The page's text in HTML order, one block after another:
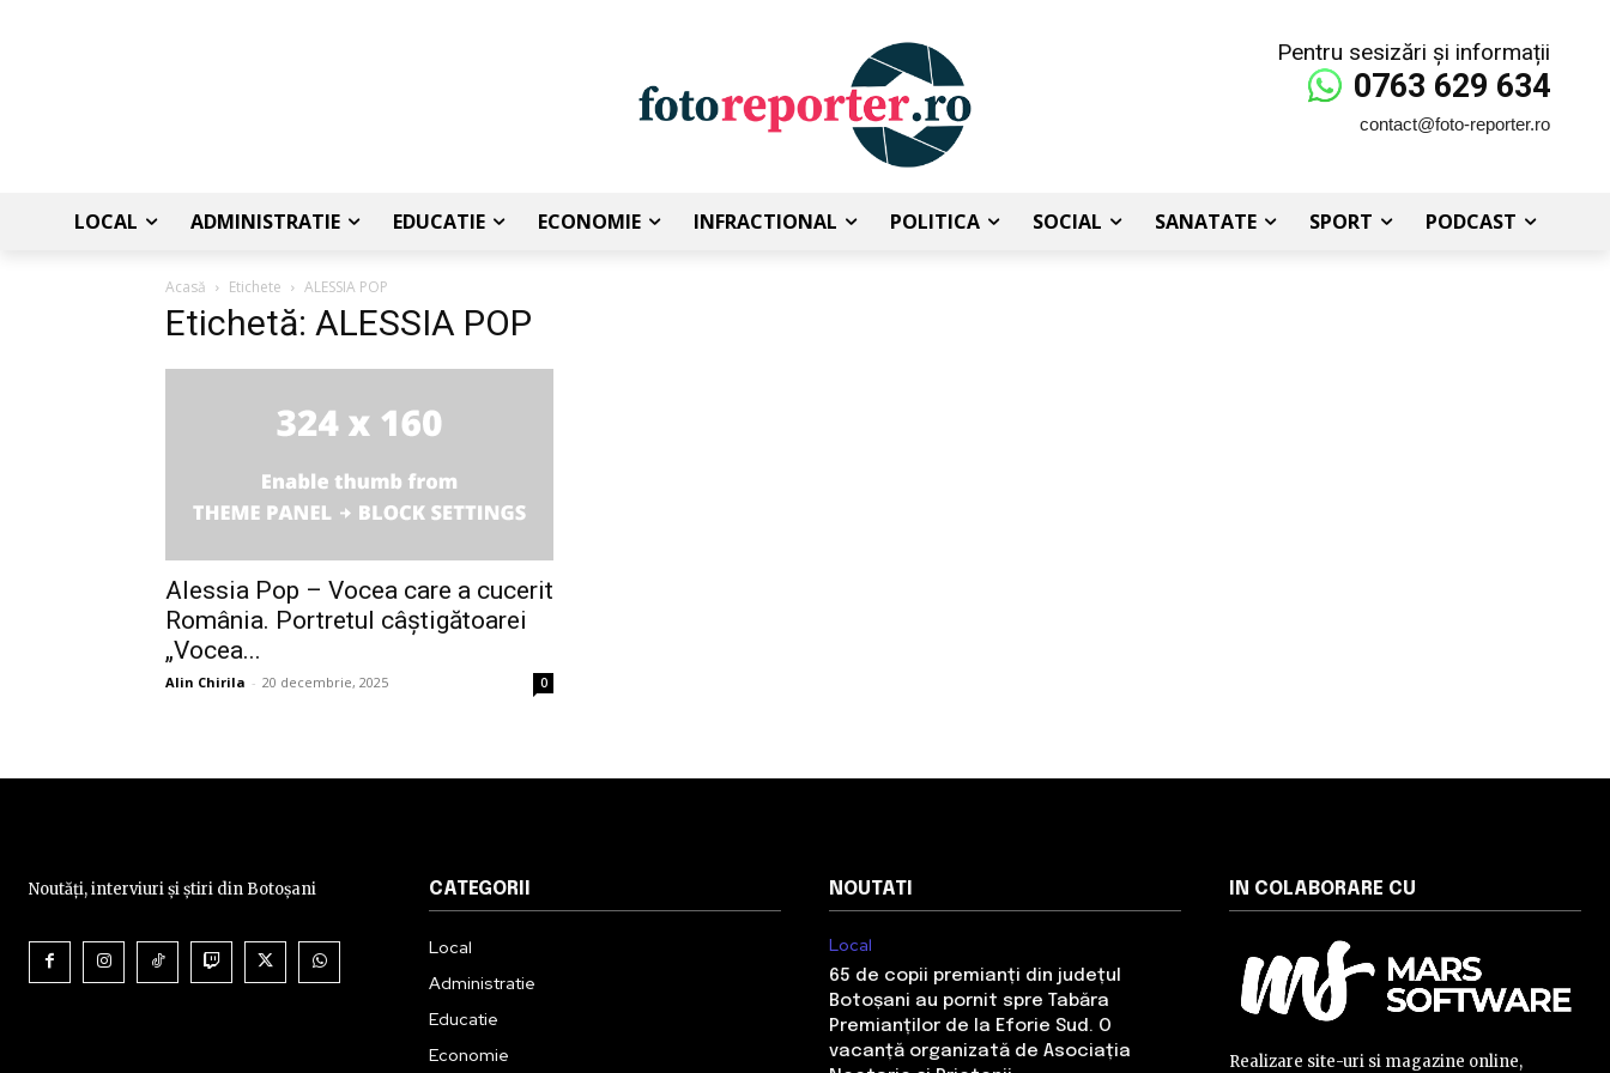
Pentru sesizări și informații
0763 629 634
contact@foto-reporter.ro
LOCAL ADMINISTRATIE EDUCATIE ECONOMIE INFRACTIONAL POLITICA SOCIAL SANATATE SPORT PODCAST
Acasă Etichete ALESSIA POP
Etichetă: ALESSIA POP
Alessia Pop – Vocea care a cucerit
România. Portretul câștigătoarei
„Vocea...
Alin Chirila - 20 decembrie, 2025 0
Noutăți, interviuri și știri din Botoșani CATEGORII
Local
Administratie
Educatie
Economie
NOUTATI
Local
65 de copii premianți din județul
Botoșani au pornit spre Tabăra
Premianților de la Eforie Sud. O
vacanță organizată de Asociația
IN COLABORARE CU
Realizare site-uri si magazine online,